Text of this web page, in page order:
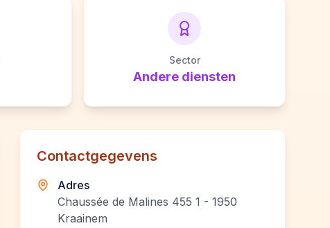
Sector
Andere diensten
Contactgegevens
Adres
Chaussée de Malines 455 1 - 1950
Kraainem